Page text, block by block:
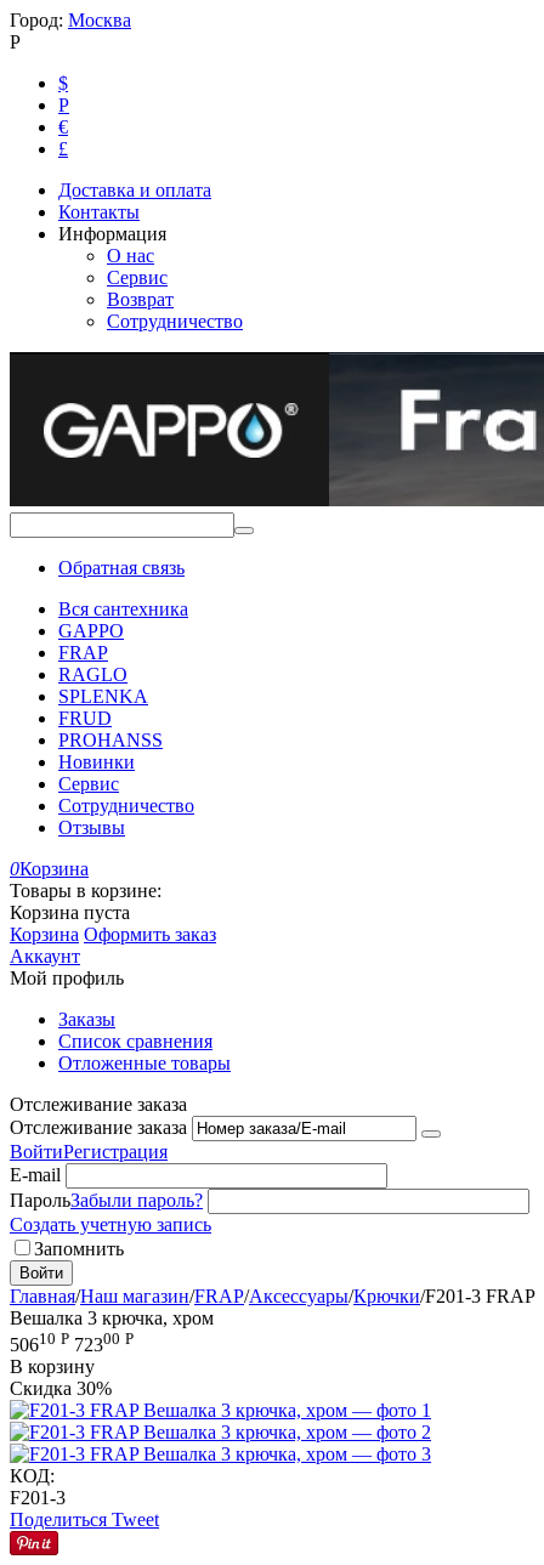
Город: Москва
Р
$
Р
€
£
Доставка и оплата
Контакты
Информация
О нас
Сервис
Возврат
Сотрудничество
Обратная связь
Вся сантехника
GAPPO
FRAP
RAGLO
SPLENKA
FRUD
PROHANSS
Новинки
Сервис
Сотрудничество
Отзывы
0Корзина
Товары в корзине:
Корзина пуста
Корзина Оформить заказ
Аккаунт
Мой профиль
Заказы
Список сравнения
Отложенные товары
Отслеживание заказа
Отслеживание заказа
ВойтиРегистрация
E-mail
ПарольЗабыли пароль?
Создать учетную запись
Запомнить
Войти
Главная/Наш магазин/FRAP/Аксессуары/Крючки/F201-3 FRAP
Вешалка 3 крючка, хром
50610 Р 72300 Р
В корзину
Скидка 30%
КОД:
F201-3
Поделиться Tweet